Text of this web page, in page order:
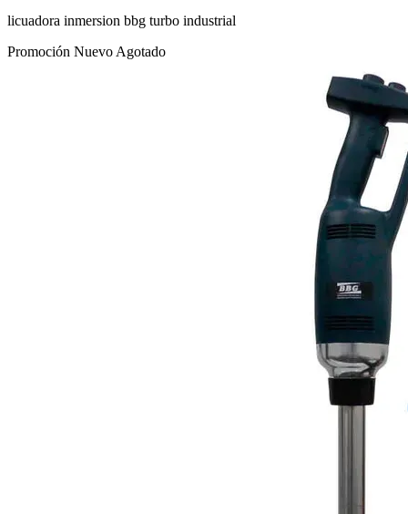
licuadora inmersion bbg turbo industrial
Promoción Nuevo Agotado